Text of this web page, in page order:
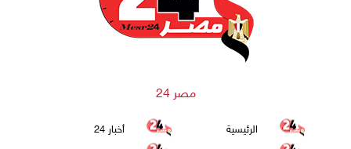
مصر 24
الرئيسية
أخبار 24